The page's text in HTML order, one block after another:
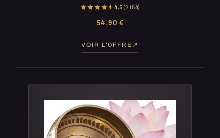
4,5(2 154)
54,90 €
VOIR L'OFFRE